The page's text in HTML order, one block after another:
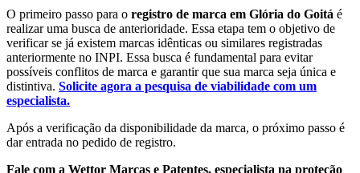
O primeiro passo para o registro de marca em Glória do Goitá é
realizar uma busca de anterioridade. Essa etapa tem o objetivo de
verificar se já existem marcas idênticas ou similares registradas
anteriormente no INPI. Essa busca é fundamental para evitar
possíveis conflitos de marca e garantir que sua marca seja única e
distintiva. Solicite agora a pesquisa de viabilidade com um
especialista.
Após a verificação da disponibilidade da marca, o próximo passo é
dar entrada no pedido de registro.
Fale com a Wettor Marcas e Patentes, especialista na proteção